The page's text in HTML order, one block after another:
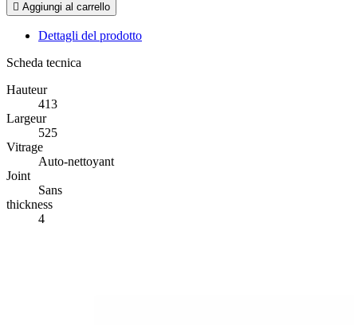
 Aggiungi al carrello
Dettagli del prodotto
Scheda tecnica
Hauteur
413
Largeur
525
Vitrage
Auto-nettoyant
Joint
Sans
thickness
4